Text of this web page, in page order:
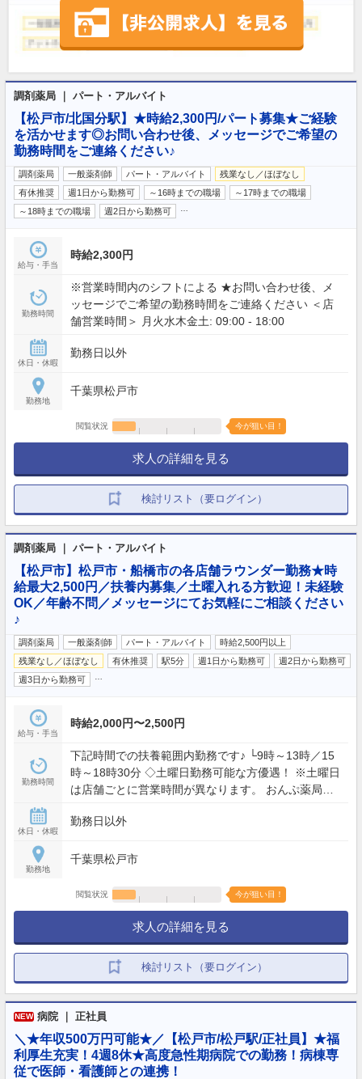
調剤薬局 ｜ パート・アルバイト
【松戸市/北国分駅】★時給2,300円/パート募集★ご経験
を活かせます◎お問い合わせ後、メッセージでご希望の
勤務時間をご連絡ください♪
調剤薬局 一般薬剤師 パート・アルバイト
残業なし／ほぼなし
有休推奨
週1日から勤務可 ～16時までの職場
～17時までの職場
～18時までの職場
週2日から勤務可
給与・手当
時給2,300円
勤務時間
※営業時間内のシフトによる ★お問い合わせ後、メ
ッセージでご希望の勤務時間をご連絡ください ＜店
舗営業時間＞ 月火水木金土: 09:00 - 18:00
休日・休暇
勤務日以外
勤務地
千葉県松戸市
閲覧状況 今が狙い目！
求人の詳細を見る
検討リスト（要ログイン）
調剤薬局 ｜ パート・アルバイト
【松戸市】松戸市・船橋市の各店舗ラウンダー勤務★時
給最大2,500円／扶養内募集／土曜入れる方歓迎！未経験
OK／年齢不問／メッセージにてお気軽にご相談ください
♪
調剤薬局 一般薬剤師 パート・アルバイト
時給2,500円以上
残業なし／ほぼなし
有休推奨 駅5分 週1日から勤務可
週2日から勤務可
週3日から勤務可
給与・手当
時給2,000円〜2,500円
勤務時間
下記時間での扶養範囲内勤務です♪ └9時～13時／15
時～18時30分 ◇土曜日勤務可能な方優遇！ ※土曜日
は店舗ごとに営業時間が異なります。 おんぷ薬局（9
時30分）／にし美野（9～13時30分）／にしふな（9
休日・休暇
勤務日以外
勤務地
千葉県松戸市
閲覧状況 今が狙い目！
求人の詳細を見る
検討リスト（要ログイン）
NEW 病院 ｜ 正社員
＼★年収500万円可能★／【松戸市/松戸駅/正社員】★福
利厚生充実！4週8休★高度急性期病院での勤務！病棟専
従で医師・看護師との連携！